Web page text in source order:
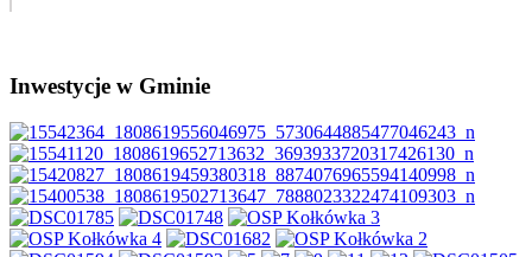
Inwestycje w Gminie